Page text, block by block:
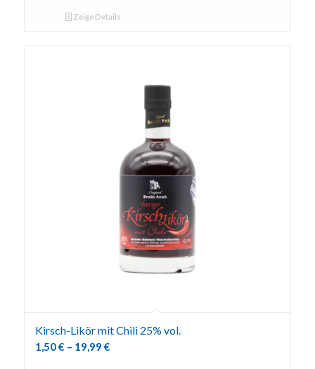
Zeige Details
Kirsch-Likör mit Chili 25% vol.
1,50€ – 19,99 €